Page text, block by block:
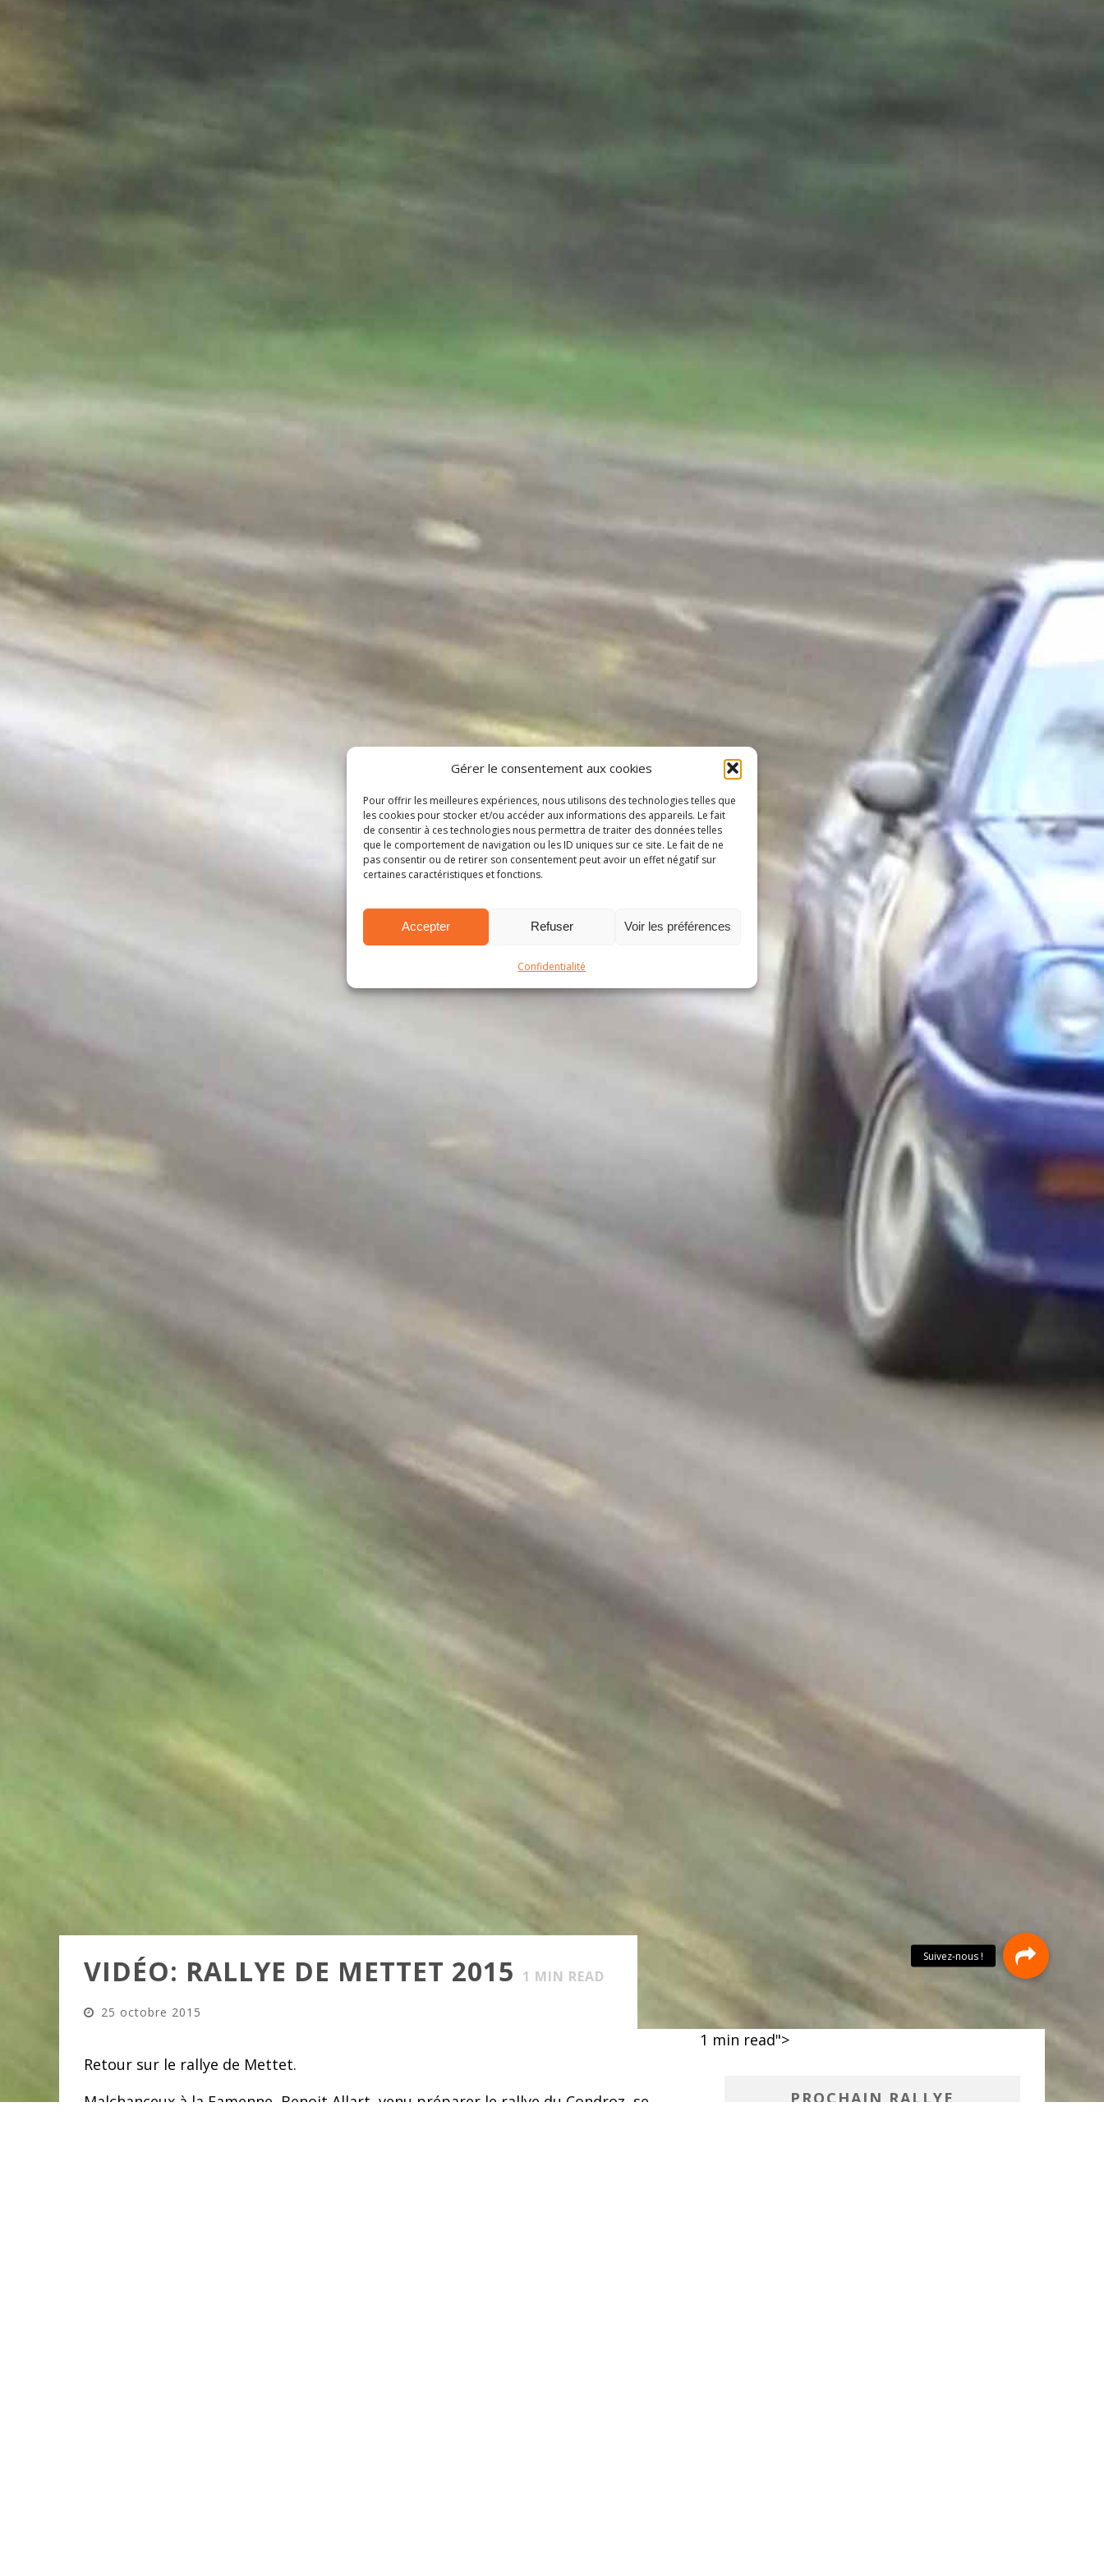
Gérer le consentement aux cookies
Pour offrir les meilleures expériences, nous utilisons des technologies telles que
les cookies pour stocker et/ou accéder aux informations des appareils. Le fait
de consentir à ces technologies nous permettra de traiter des données telles
que le comportement de navigation ou les ID uniques sur ce site. Le fait de ne
pas consentir ou de retirer son consentement peut avoir un effet négatif sur
certaines caractéristiques et fonctions.
Accepter Refuser Voir les préférences
Confidentialité
VIDÉO: RALLYE DE METTET 2015 1 MIN READ
25 octobre 2015
1 min read">
Retour sur le rallye de Mettet.
Malchanceux à la Famenne, Benoit Allart, venu préparer le rallye du Condroz, se
PROCHAIN RALLYE